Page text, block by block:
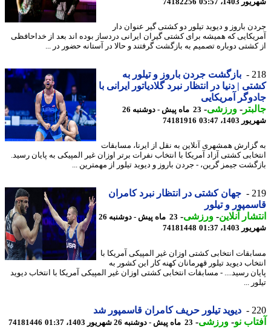
باروز و دیوید تیلور دو کشتی گیر عنوان دار
که همیشه برای کشتی گیران ایرانی دردساز بوده اند بعد از خداحافظی
دوباره تصمیم به بازگشت گرفتند و حالا در آستانه حضور در ...
بازگشت جردن باروز و تیلور به
| دنیا در انتظار نبرد گلادیاتور ایرانی با
آمریکایی
-ورزشی-
23 ماه پیش - دوشنبه 26
03:47
74181916
همشهری آنلاین به نقل از ایرنا، مسابقات
کشتی آزاد آمریکا با انتخاب نفرات برتر اوزان غیر المپیکی به پایان رسید.
جیمز گرین، - جردن باروز و دیوید تیلور از مهمترین ...
جهان کشتی در انتظار نبرد کامران
و تیلور
آنلاین-ورزشی-
23 ماه پیش - دوشنبه 26
01:37
74181448
انتخابی کشتی اوزان غیر المپیکی آمریکا با
دیوید تیلور قهرمانان کهنه کار این کشور به
رسید.... - مسابقات انتخابی کشتی اوزان غیر المپیکی آمریکا با انتخاب دیوید
...
دیوید تیلور حریف کامران قاسمپور شد
نو- ورزشی-23 ماه پیش - دوشنبه 26 شهریور 1403، 01:37 74181446